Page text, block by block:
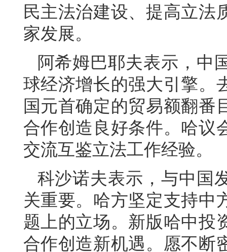
民主法治建设、提高立法
家发展。
阿希姆巴耶夫表示，中
球经济增长的强大引擎。
国元首确定的贸易额翻番
合作创造良好条件。哈议
交流互鉴立法工作经验。
科沙诺夫表示，与中国
关重要。哈方坚定支持中
题上的立场。新版哈中投
合作创造新机遇。愿不断